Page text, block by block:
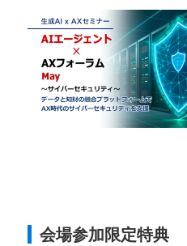
会場参加限定特典